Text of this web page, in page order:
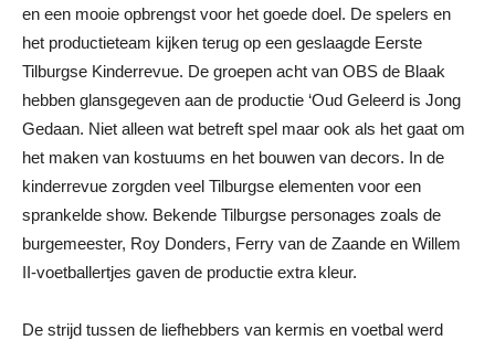
en een mooie opbrengst voor het goede doel. De spelers en
het productieteam kijken terug op een geslaagde Eerste
Tilburgse Kinderrevue. De groepen acht van OBS de Blaak
hebben glansgegeven aan de productie ‘Oud Geleerd is Jong
Gedaan. Niet alleen wat betreft spel maar ook als het gaat om
het maken van kostuums en het bouwen van decors. In de
kinderrevue zorgden veel Tilburgse elementen voor een
sprankelde show. Bekende Tilburgse personages zoals de
burgemeester, Roy Donders, Ferry van de Zaande en Willem
II-voetballertjes gaven de productie extra kleur.
De strijd tussen de liefhebbers van kermis en voetbal werd